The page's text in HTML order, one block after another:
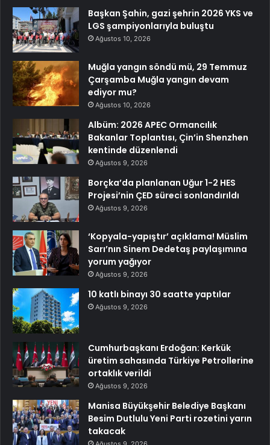
Başkan Şahin, gazi şehrin 2026 YKS ve
LGS şampiyonlarıyla buluştu
Ağustos 10, 2026
Muğla yangın söndü mü, 29 Temmuz
Çarşamba Muğla yangın devam
ediyor mu?
Ağustos 10, 2026
Albüm: 2026 APEC Ormancılık
Bakanlar Toplantısı, Çin’in Shenzhen
kentinde düzenlendi
Ağustos 9, 2026
Borçka’da planlanan Uğur 1-2 HES
Projesi’nin ÇED süreci sonlandırıldı
Ağustos 9, 2026
‘Kopyala-yapıştır’ açıklama! Müslim
Sarı’nın Sinem Dedetaş paylaşımına
yorum yağıyor
Ağustos 9, 2026
10 katlı binayı 30 saatte yaptılar
Ağustos 9, 2026
Cumhurbaşkanı Erdoğan: Kerkük
üretim sahasında Türkiye Petrollerine
ortaklık verildi
Ağustos 9, 2026
Manisa Büyükşehir Belediye Başkanı
Besim Dutlulu Yeni Parti rozetini yarın
takacak